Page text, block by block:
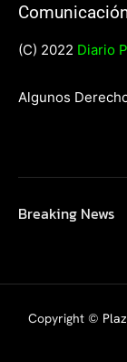
(C) 2022 Diario
Algunos
Breaking News
Copyright ©